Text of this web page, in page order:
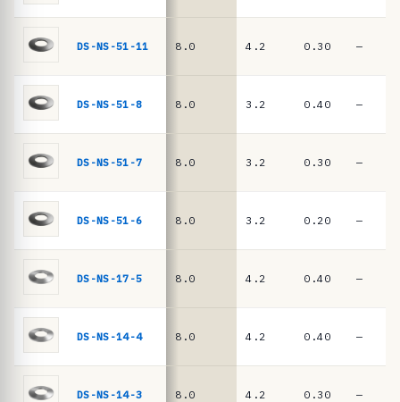
c
s
p
a
16983
DS-NS-51-11 8.0 4.2 0.30 —
DS-NS-51-8 8.0 3.2 0.40 —
DS-NS-51-7 8.0 3.2 0.30 —
DS-NS-51-6 8.0 3.2 0.20 —
DS-NS-17-5 8.0 4.2 0.40 —
DS-NS-14-4 8.0 4.2 0.40 —
DS-NS-14-3 8.0 4.2 0.30 —